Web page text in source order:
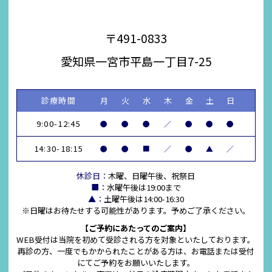
〒491-0833
愛知県一宮市平島一丁目7-25
診療時間 月 火 水 木 金 土
日
9:00-12:45
● ● ● ／ ● ● ●
14:30-18:15 ● ● ■ ／ ● ▲ ／
休診日：木曜、日曜午後、祝祭日
■： 水曜午後は19:00まで
▲： 土曜午後は14:00-16:30
※日曜はお待たせする可能性があります。予めご了承ください。
【ご予約にあたってのご案内】
WEB受付は当院を初めて受診される方を対象といたしております。
再診の方、一度でもかかられたことがある方は、お電話または受付
にてご予約をお願いいたします。